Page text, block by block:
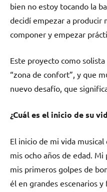
bien no estoy tocando la
decidí empezar a producir
componer y empezar
Este proyecto como
“zona de confort”, y que
nuevo desafío, que
¿Cuál es el inicio de su
El inicio de mi vida
mis ocho años de edad.
mis primeros golpes de
él en grandes escenarios